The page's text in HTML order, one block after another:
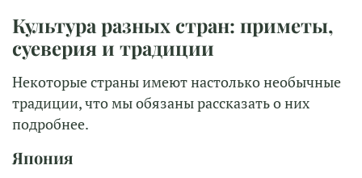
Культура разных стран: приметы,
суеверия и традиции
Некоторые страны имеют настолько необычные
традиции, что мы обязаны рассказать о них
подробнее.
Япония